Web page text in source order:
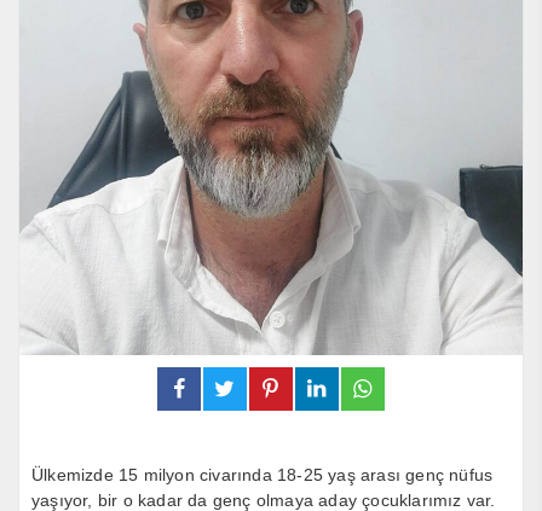
Ülkemizde 15 milyon civarında 18-25 yaş arası genç nüfus
yaşıyor, bir o kadar da genç olmaya aday çocuklarımız var.